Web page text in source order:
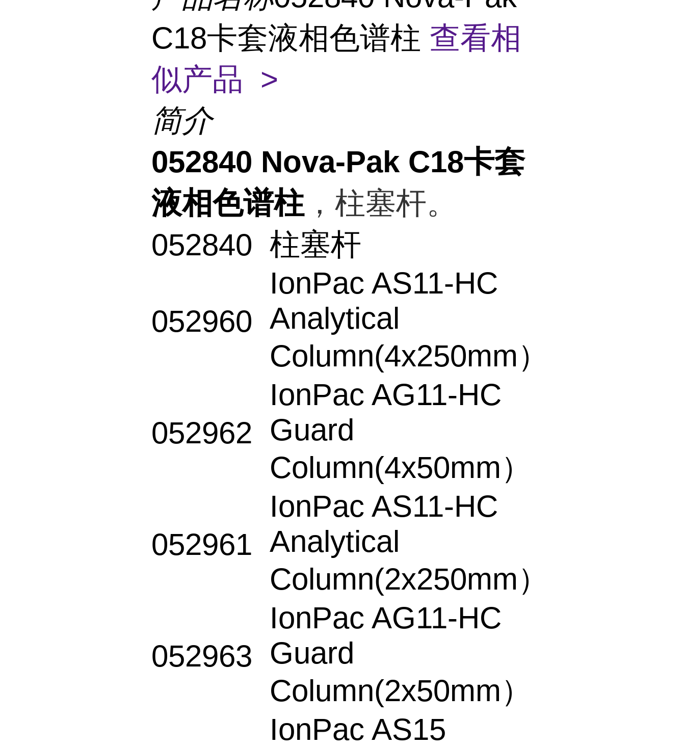
C18卡套液相色谱柱 查看相
似产品 >
简介
052840 Nova-Pak C18卡套
液相色谱柱 ，柱塞杆。
052840 柱塞杆
052960
IonPac AS11-HC
Analytical
Column(4x250mm）
052962
IonPac AG11-HC
Guard
Column(4x50mm）
052961
IonPac AS11-HC
Analytical
Column(2x250mm）
052963
IonPac AG11-HC
Guard
Column(2x50mm）
IonPac AS15